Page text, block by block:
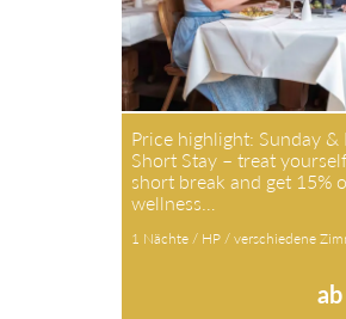
Price highlight: Sunday
Short Stay – treat
short break and get 15%
wellness…
1 Nächte / HP / verschiedene